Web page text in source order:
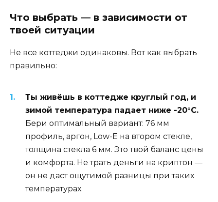
Что выбрать — в зависимости от
твоей ситуации
Не все коттеджи одинаковы. Вот как выбрать
правильно:
Ты живёшь в коттедже круглый год, и
зимой температура падает ниже -20°C.
Бери оптимальный вариант: 76 мм
профиль, аргон, Low-E на втором стекле,
толщина стекла 6 мм. Это твой баланс цены
и комфорта. Не трать деньги на криптон —
он не даст ощутимой разницы при таких
температурах.